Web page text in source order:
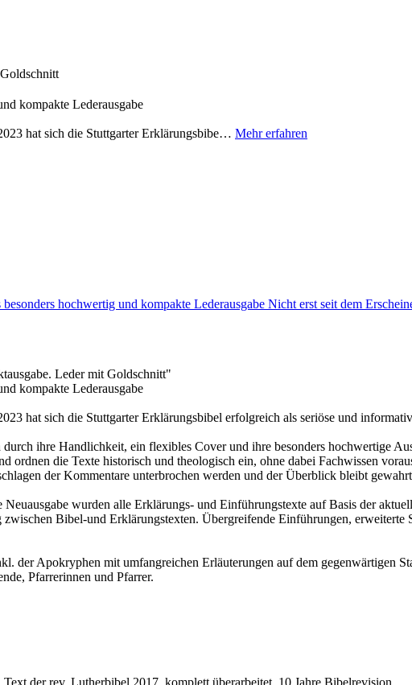
kompakte Lederausgabe
hat sich die Stuttgarter Erklärungsbibe… Mehr erfahren
hochwertig und kompakte Lederausgabe Nicht erst seit dem
Leder mit Goldschnitt"
kompakte Lederausgabe
hat sich die Stuttgarter Erklärungsbibel erfolgreich als seriöse und
ihre Handlichkeit, ein flexibles Cover und ihre besonders hochwertige
ordnen die Texte historisch und theologisch ein, ohne dabei Fachwissen
der Kommentare unterbrochen werden und der Überblick bleibt
wurden alle Erklärungs- und Einführungstexte auf Basis der
Bibel-und Erklärungstexten. Übergreifende Einführungen,
der Apokryphen mit umfangreichen Erläuterungen auf dem gegenwärtigen
Pfarrerinnen und Pfarrer.
der rev. Lutherbibel 2017, komplett überarbeitet, 10 Jahre Bibelrevision